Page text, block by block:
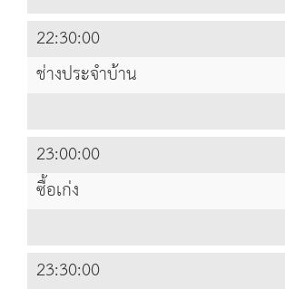
22:30:00
ช่างประจำบ้าน
23:00:00
ซื้อเก่ง
23:30:00